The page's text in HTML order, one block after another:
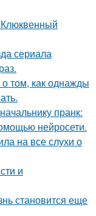
сериала
том, как однажды
пранк:
нейросети.
на все слухи о
и
становится еще